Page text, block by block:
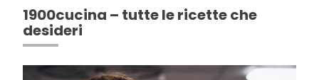
1900cucina – tutte le ricette che
desideri